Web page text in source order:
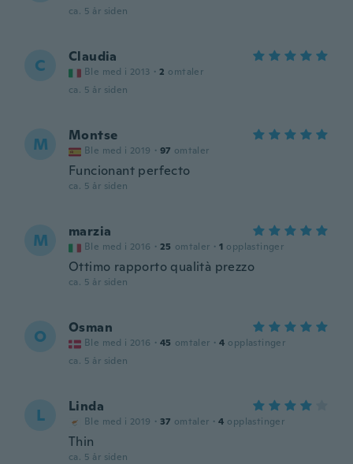
ca. 5 år siden
C Claudia
Ble med i 2013 · 2 omtaler
ca. 5 år siden
M Montse
Ble med i 2019 · 97 omtaler
Funcionant perfecto
ca. 5 år siden
M marzia
Ble med i 2016 · 25 omtaler · 1 opplastinger
Ottimo rapporto qualità prezzo
ca. 5 år siden
O Osman
Ble med i 2016 · 45 omtaler · 4 opplastinger
ca. 5 år siden
L Linda
Ble med i 2019 · 37 omtaler · 4 opplastinger
Thin
ca. 5 år siden